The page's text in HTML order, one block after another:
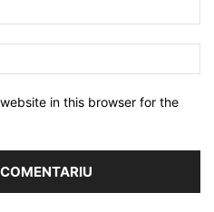
in this browser for the